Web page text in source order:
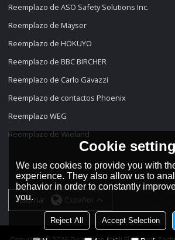
Reemplazo de ASO Safety Solutions Inc.
Reemplazo de Mayser
Reemplazo de HOKUYO
Reemplazo de BBC BIRCHER
Reemplazo de Carlo Gavazzi
Reemplazo de contactos Phoenix
Reemplazo WEG
Reemplazo de Wieland
idioma: Español
Cookie
We use cookies to provide you with
experience. They also allow us to
behavior in order to constantly
you.
Reject All Accept Selection